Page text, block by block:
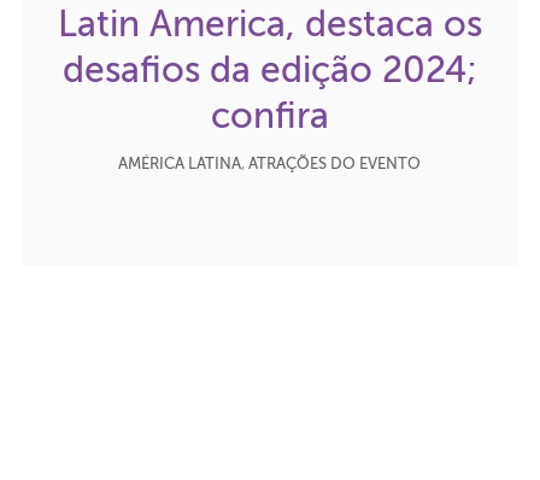
Latin America, destaca os
desafios da edição 2024;
confira
AMÉRICA LATINA,ATRAÇÕES DO EVENTO